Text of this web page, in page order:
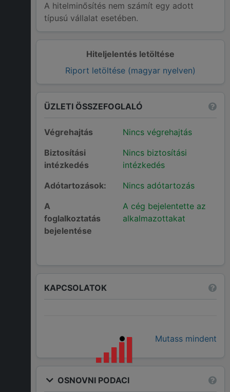
Hiteljelentés letöltése
Riport letöltése (magyar nyelven)
A hitelminősítés nem számít egy adott
típusú vállalat esetében.
ÜZLETI ÖSSZEFOGLALÓ
Végrehajtás
Nincs végrehajtás
Biztosítási
intézkedés
Nincs biztosítási
intézkedés
Adótartozások:
Nincs adótartozás
A
foglalkoztatás
bejelentése
A cég bejelentette az
alkalmazottakat
KAPCSOLATOK
Mutass mindent
OSNOVNI PODACI